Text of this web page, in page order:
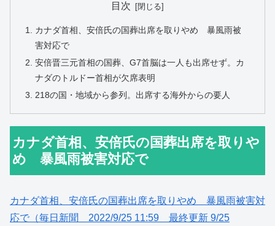
目次
カナダ首相、安倍氏の国葬出席を取りやめ 暴風雨被
害対応で
安倍晋三元首相の国葬、G7首脳は一人も出席せず。カ
ナダのトルドー首相が欠席表明
218の国・地域から参列。出席する海外からの要人
カナダ首相、安倍氏の国葬出席を取りや
め 暴風雨被害対応で
カナダ首相、安倍氏の国葬出席を取りやめ 暴風雨被害対
応で（毎日新聞 2022/9/25 11:59 最終更新 9/25